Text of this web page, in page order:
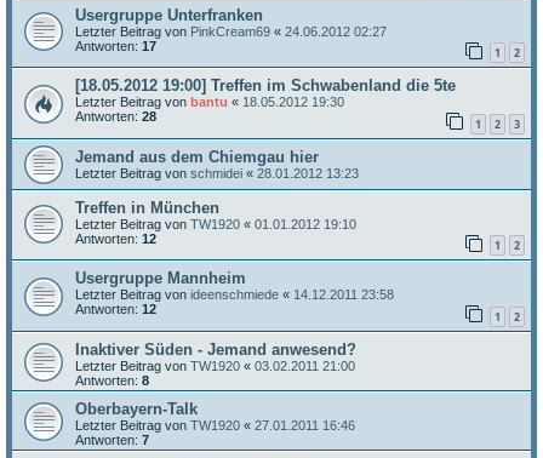
Usergruppe Unterfranken
Letzter Beitrag von PinkCream69 « 24.06.2012 02:27
Antworten: 17 1 2
[18.05.2012 19:00] Treffen im Schwabenland die 5te
Letzter Beitrag von bantu « 18.05.2012 19:30
Antworten: 28 1 2 3
Jemand aus dem Chiemgau hier
Letzter Beitrag von schmidei « 28.01.2012 13:23
Treffen in München
Letzter Beitrag von TW1920 « 01.01.2012 19:10
Antworten: 12 1 2
Usergruppe Mannheim
Letzter Beitrag von ideenschmiede « 14.12.2011 23:58
Antworten: 12 1 2
Inaktiver Süden - Jemand anwesend?
Letzter Beitrag von TW1920 « 03.02.2011 21:00
Antworten: 8
Oberbayern-Talk
Letzter Beitrag von TW1920 « 27.01.2011 16:46
Antworten: 7